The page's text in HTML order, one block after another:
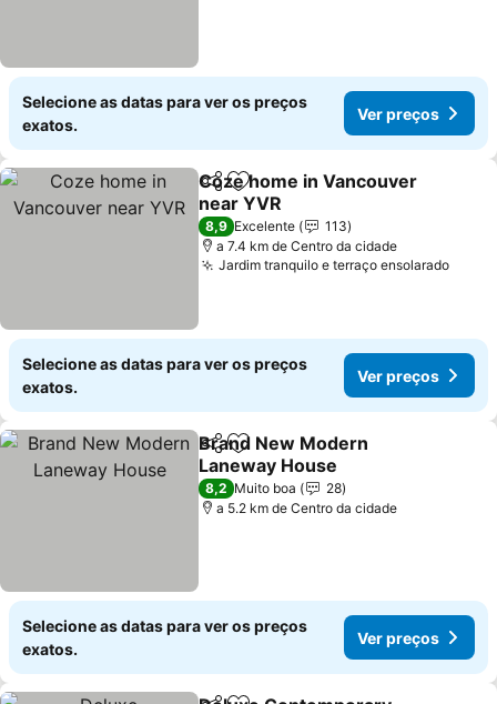
Selecione as datas para ver os preços
exatos.
Ver preços
PartilharAdicionar aos favoritos
Coze home in Vancouver
near YVR
Ver preços
8,9 Excelente
113
a 7.4 km de Centro da cidade
Jardim tranquilo e terraço ensolaradoVer
Selecione as datas para ver os preços
exatos.
Ver preços
PartilharAdicionar aos favoritos
Brand New Modern
Laneway House
Ver preços
8,2 Muito boa
28
a 5.2 km de Centro da cidade
Selecione as datas para ver os preços
exatos.
Ver preços